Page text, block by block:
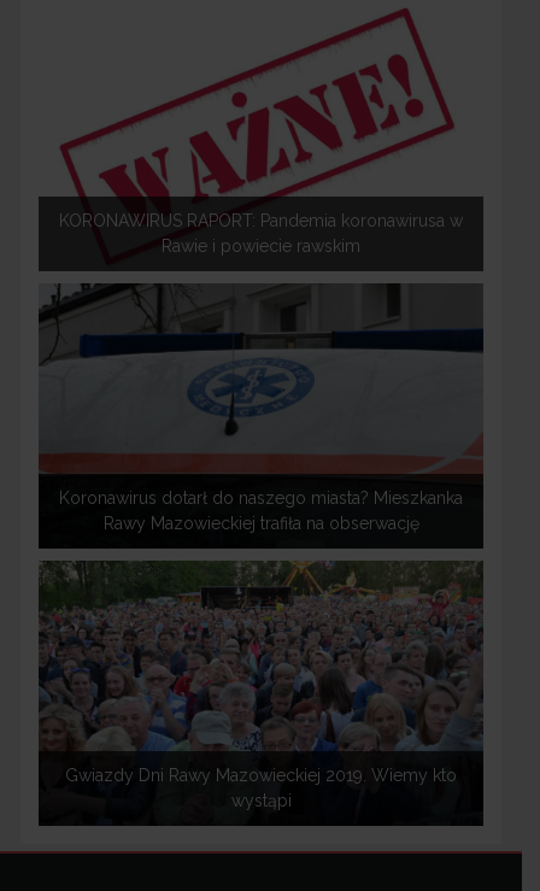
KORONAWIRUS RAPORT: Pandemia koronawirusa w
Rawie i powiecie rawskim
Koronawirus dotarł do naszego miasta? Mieszkanka
Rawy Mazowieckiej trafiła na obserwację
Gwiazdy Dni Rawy Mazowieckiej 2019. Wiemy kto
wystąpi